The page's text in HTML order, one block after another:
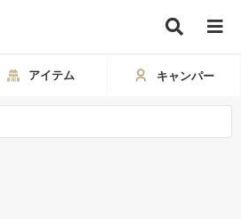
アイテム キャンパー